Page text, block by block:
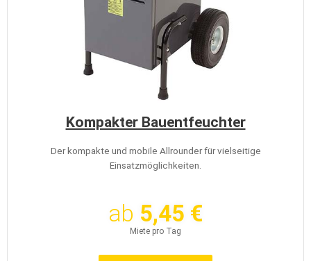
Kompakter Bauentfeuchter
Der kompakte und mobile Allrounder für vielseitige
Einsatzmöglichkeiten.
ab 5,45 €
Miete pro Tag